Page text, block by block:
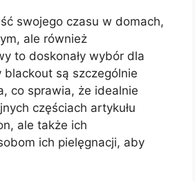
swojego czasu w domach,
ale również
to doskonały wybór dla
blackout są szczególnie
co sprawia, że idealnie
częściach artykułu
ale także ich
ich pielęgnacji, aby